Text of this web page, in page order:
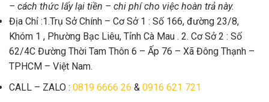
– cách thức lấy lại tiền – chi phí cho việc hoàn trả này.
Địa Chỉ :1.Trụ Sở Chính – Cơ Sở 1 : Số 166, đường 23/8,
Khóm 1 , Phường Bạc Liêu, Tỉnh Cà Mau . 2. Cơ Sở 2 : Số
62/4C Đường Thời Tam Thôn 6 – Ấp 76 – Xã Đông Thạnh –
TPHCM – Việt Nam.
CALL – ZALO : 0819 6666 26 & 0916 621 721